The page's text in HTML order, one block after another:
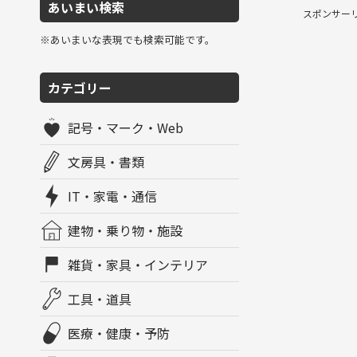
あいまい検索
※あいまいな表現でも検索可能です。
カテゴリー
記号・マーク・Web
文房具・書類
IT・家電・通信
建物・乗り物・施設
雑貨・家具・インテリア
工具・道具
医療・健康・予防
スポンサー